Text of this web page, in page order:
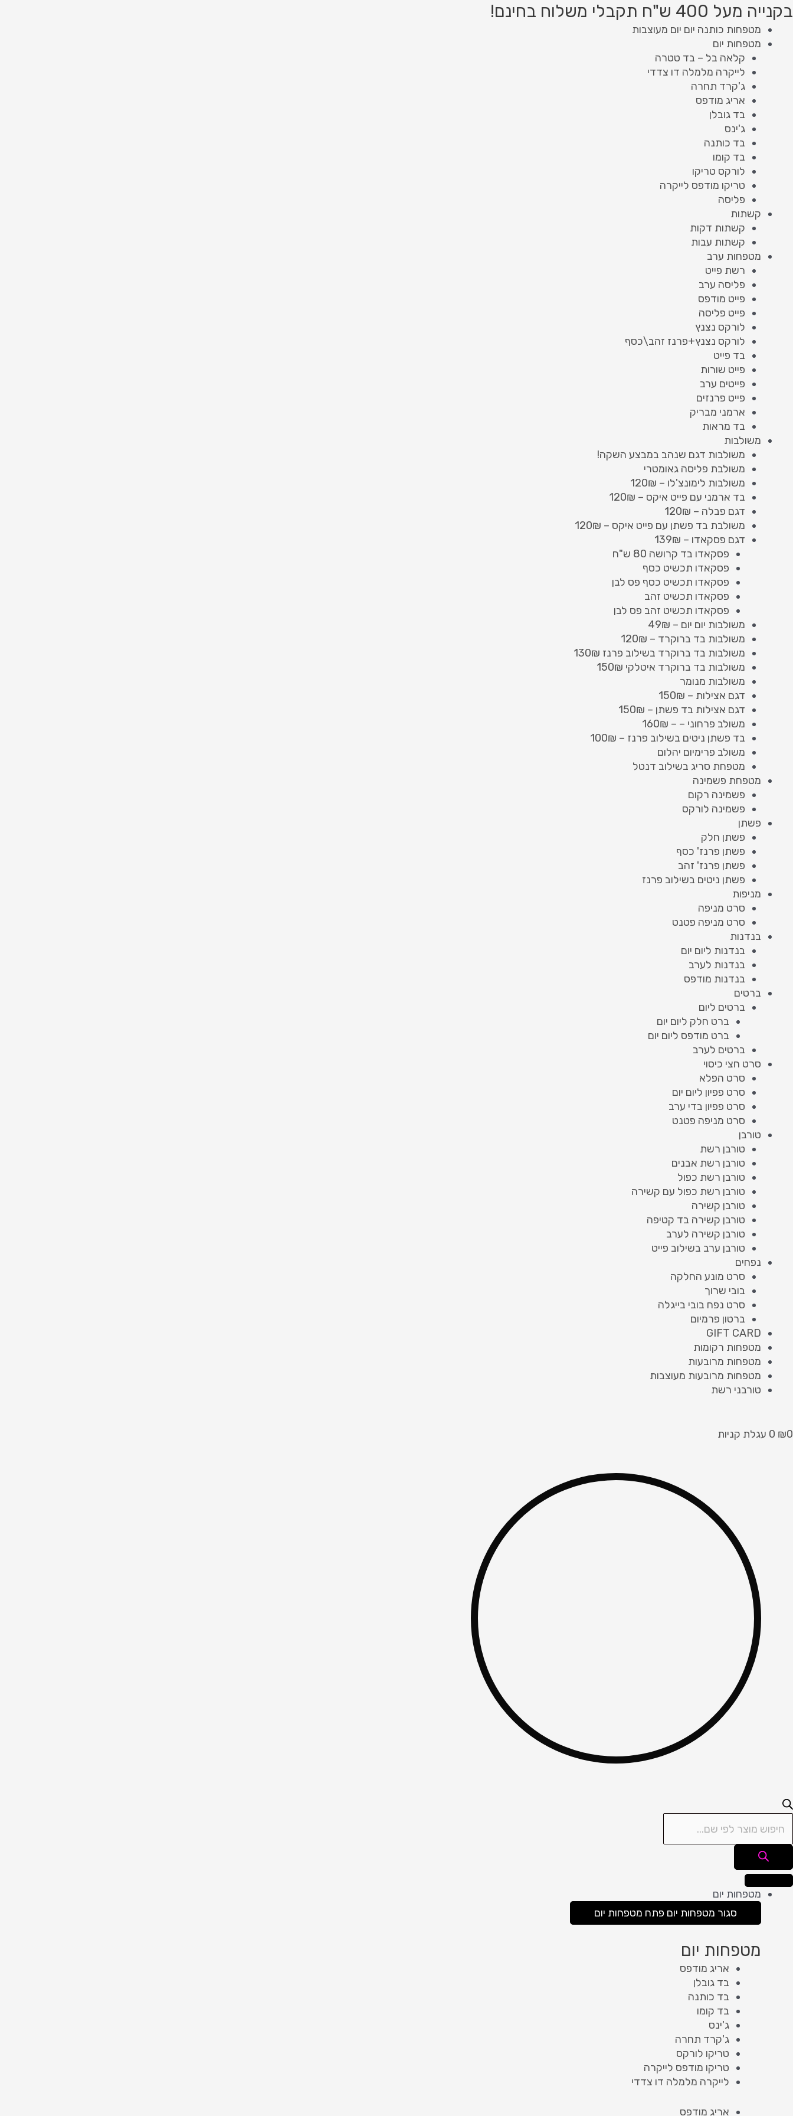
דילוג
לתוכן
בקנייה מעל 400 ש"ח תקבלי משלוח בחינם!
מטפחות כותנה יום יום מעוצבות
מטפחות יום
קלאה בל – בד טטרה
לייקרה מלמלה דו צדדי
ג'קרד תחרה
אריג מודפס
בד גובלן
ג'ינס
בד כותנה
בד קומו
לורקס טריקו
טריקו מודפס לייקרה
פליסה
קשתות
קשתות דקות
קשתות עבות
מטפחות ערב
רשת פייט
פליסה ערב
פייט מודפס
פייט פליסה
לורקס נצנץ
לורקס נצנץ+פרנז זהב\כסף
בד פייט
פייט שורות
פייטים ערב
פייט פרנזים
ארמני מבריק
בד מראות
משולבות
משולבות דגם שנהב במבצע השקה!
משולבת פליסה גאומטרי
משולבות לימונצ'לו – 120₪
בד ארמני עם פייט איקס – 120₪
דגם פבלה – 120₪
משולבת בד פשתן עם פייט איקס – 120₪
דגם פסקאדו – 139₪
פסקאדו בד קרושה 80 ש"ח
פסקאדו תכשיט כסף
פסקאדו תכשיט כסף פס לבן
פסקאדו תכשיט זהב
פסקאדו תכשיט זהב פס לבן
משולבות יום יום – 49₪
משולבות בד ברוקרד – 120₪
משולבות בד ברוקרד בשילוב פרנז 130₪
משולבות בד ברוקרד איטלקי 150₪
משולבות מנומר
דגם אצילות – 150₪
דגם אצילות בד פשתן – 150₪
משולב פרחוני – – 160₪
בד פשתן ניטים בשילוב פרנז – 100₪
משולב פרימיום יהלום
מטפחת סריג בשילוב דנטל
מטפחת פשמינה
פשמינה רקום
פשמינה לורקס
פשתן
פשתן חלק
פשתן פרנז' כסף
פשתן פרנז' זהב
פשתן ניטים בשילוב פרנז
מניפות
סרט מניפה
סרט מניפה פטנט
בנדנות
בנדנות ליום יום
בנדנות לערב
בנדנות מודפס
ברטים
ברטים ליום
ברט חלק ליום יום
ברט מודפס ליום יום
ברטים לערב
סרט חצי כיסוי
סרט הפלא
סרט פפיון ליום יום
סרט פפיון בדי ערב
סרט מניפה פטנט
טורבן
טורבן רשת
טורבן רשת אבנים
טורבן רשת כפול
טורבן רשת כפול עם קשירה
טורבן קשירה
טורבן קשירה בד קטיפה
טורבן קשירה לערב
טורבן ערב בשילוב פייט
נפחים
סרט מונע החלקה
בובי שרוך
סרט נפח בובי בייגלה
ברטון פרמיום
GIFT CARD
מטפחות רקומות
מטפחות מרובעות
מטפחות מרובעות מעוצבות
טורבני רשת
₪0
0 עגלת קניות
Products
search
מטפחות יום
סגור מטפחות יום פתח מטפחות יום
מטפחות יום
אריג מודפס
בד גובלן
בד כותנה
בד קומו
ג'ינס
ג'קרד תחרה
טריקו לורקס
טריקו מודפס לייקרה
לייקרה מלמלה דו צדדי
אריג מודפס
Products
search